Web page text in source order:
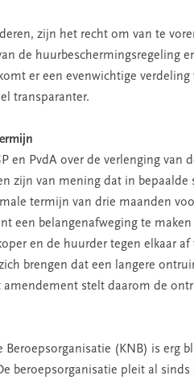
zijn het recht om van te
de huurbeschermingsregeling
er een evenwichtige
transparanter.
en PvdA over de verlenging van
zijn van mening dat in
termijn van drie maanden
een belangenafweging te
en de huurder tegen elkaar
brengen dat een langere
amendement stelt daarom de
Beroepsorganisatie (KNB) is erg
beroepsorganisatie pleit al